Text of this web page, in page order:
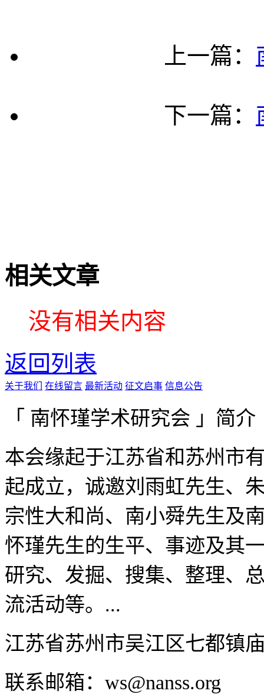
上一篇：
下一篇：
相关文章
没有相关内容
返回列表
关于我们 在线留言 最新活动 征文启事 信息公告
「 南怀瑾学术研究会 」简介
本会缘起于江苏省和苏州市
起成立，诚邀刘雨虹先生、
宗性大和尚、南小舜先生及
怀瑾先生的生平、事迹及其
研究、发掘、搜集、整理、
流活动等。...
江苏省苏州市吴江区七都镇
联系邮箱：ws@nanss.org